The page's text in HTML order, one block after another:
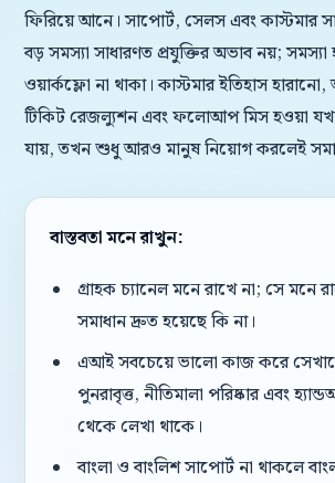
ফিরিয়ে আনে। সাপোর্ট, সেলস এবং কাস্টমার
বড় সমস্যা সাধারণত প্রযুক্তির অভাব নয়;
ওয়ার্কফ্লো না থাকা। কাস্টমার ইতিহাস
টিকিট রেজল্যুশন এবং ফলোআপ মিস হওয়া
যায়, তখন শুধু আরও মানুষ নিয়োগ করলেই
বাস্তবতা মনে রাখুন:
গ্রাহক চ্যানেল মনে রাখে না; সে মনে
সমাধান দ্রুত হয়েছে কি না।
এআই সবচেয়ে ভালো কাজ করে
পুনরাবৃত্ত, নীতিমালা পরিষ্কার এবং
থেকে লেখা থাকে।
বাংলা ও বাংলিশ সাপোর্ট না থাকলে